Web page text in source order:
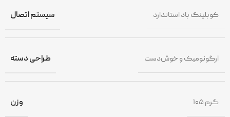
سیستم اتصال کوبلینگ باد استاندارد
طراحی دسته ارگونومیک و خوش‌دست
وزن ۱۰۵ گرم